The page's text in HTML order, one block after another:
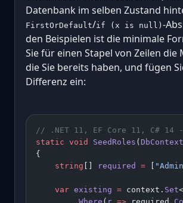
Datenbank im selben Zustand
FirstOrDefault/if (x is null) -
den Beispielen ist die minimale
Sie für einen Stapel von Zeilen die
die Sie bereits haben, und fügen
Differenz ein:
// .NET 11, EF Core 11, C# 14
static void SeedRoles ( DbContext
{
    string
required =
    var
existing = context. Set<